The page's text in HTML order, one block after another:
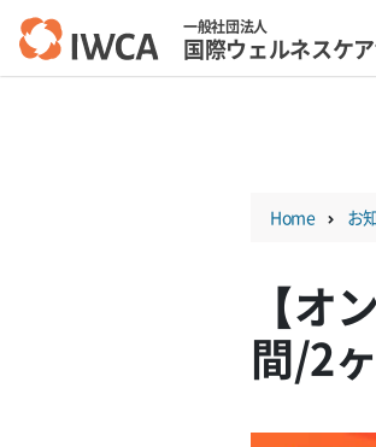
一般社団法人
国際ウェルネスケ
Home お
【オ
間/2